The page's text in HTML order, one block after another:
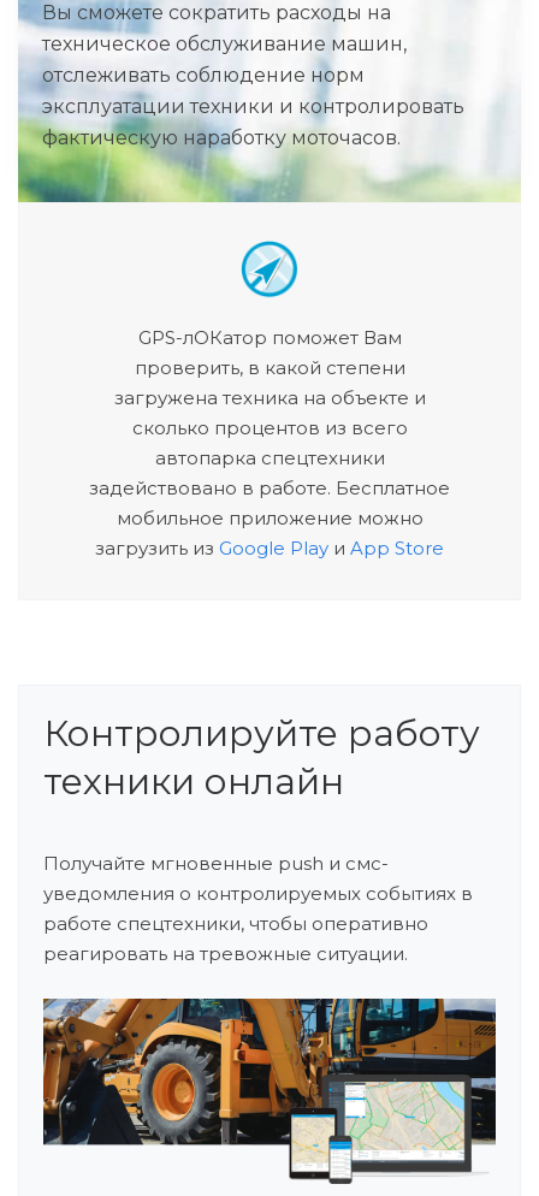
Вы сможете сократить расходы на
техническое обслуживание машин,
отслеживать соблюдение норм
эксплуатации техники и контролировать
фактическую наработку моточасов.
GPS-лОКатор поможет Вам
проверить, в какой степени
загружена техника на объекте и
сколько процентов из всего
автопарка спецтехники
задействовано в работе. Бесплатное
мобильное приложение можно
загрузить из Google Play и App Store
Контролируйте работу
техники онлайн
Получайте мгновенные push и смс-
уведомления о контролируемых событиях в
работе спецтехники, чтобы оперативно
реагировать на тревожные ситуации.